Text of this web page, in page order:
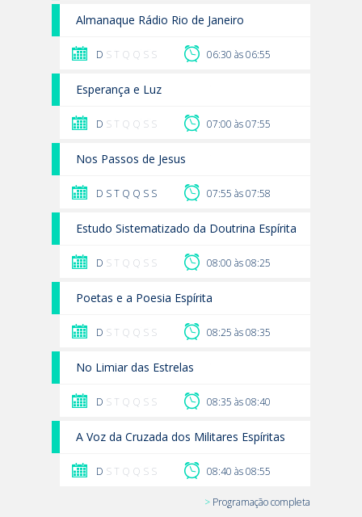
DS T Q Q S S 06:15 às 06:25
Almanaque Rádio Rio de Janeiro
D S T Q Q S S 06:30 às 06:55
Esperança e Luz
D S T Q Q S S 07:00 às 07:55
Nos Passos de Jesus
D ST Q Q S S 07:55 às 07:58
Estudo Sistematizado da Doutrina Espírita
D S T Q Q S S 08:00 às 08:25
Poetas e a Poesia Espírita
D S T Q Q S S 08:25 às 08:35
No Limiar das Estrelas
D S T Q Q S S 08:35 às 08:40
A Voz da Cruzada dos Militares Espíritas
D S T Q Q S S 08:40 às 08:55
> Programação completa